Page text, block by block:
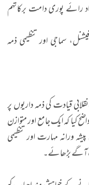
رائے پوری دامت برکاتہم
سماجی اور تنظیمی ذمہ
قیادت کی ذمہ داریوں پر
کیا کہ ایک جامع اور متوازن
ورانہ مہارت اور تنظیمی
آگے بڑھائے۔